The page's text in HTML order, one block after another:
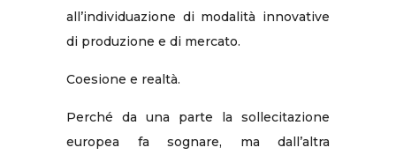
all’individuazione di modalità innovative
di produzione e di mercato.
Coesione e realtà.
Perché da una parte la sollecitazione
europea fa sognare, ma dall’altra